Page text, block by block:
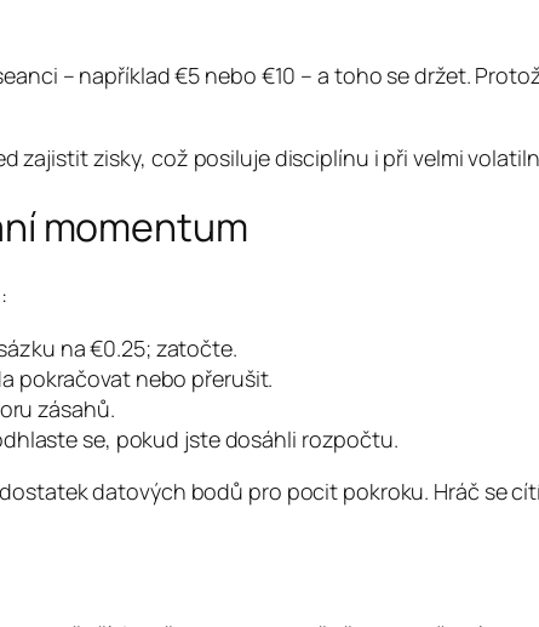
– například €5 nebo €10 – a toho se držet.
zajistit zisky, což posiluje disciplínu i při velmi
momentum
na €0.25; zatočte.
pokračovat nebo přerušit.
zásahů.
se, pokud jste dosáhli rozpočtu.
datových bodů pro pocit pokroku. Hráč se